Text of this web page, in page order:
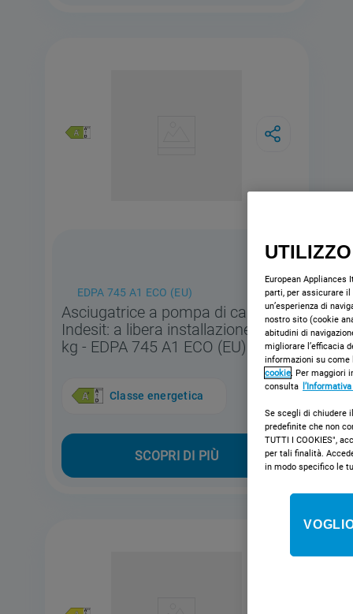
EDPA 745 A1 ECO (EU)
Asciugatrice a pompa di calore
Indesit: a libera installazione, 7,0
kg - EDPA 745 A1 ECO (EU)
Classe energetica
SCOPRI DI PIÙ
European Appliances
parti, per assicurare
un’esperienza di
nostro sito (cookie
abitudini di
migliorare l’efficacia
informazioni su come
cookie. Per maggiori
consulta
Se scegli di chiudere
predefinite che non
TUTTI I COOKIES",
per tali finalità.
in modo specifico le